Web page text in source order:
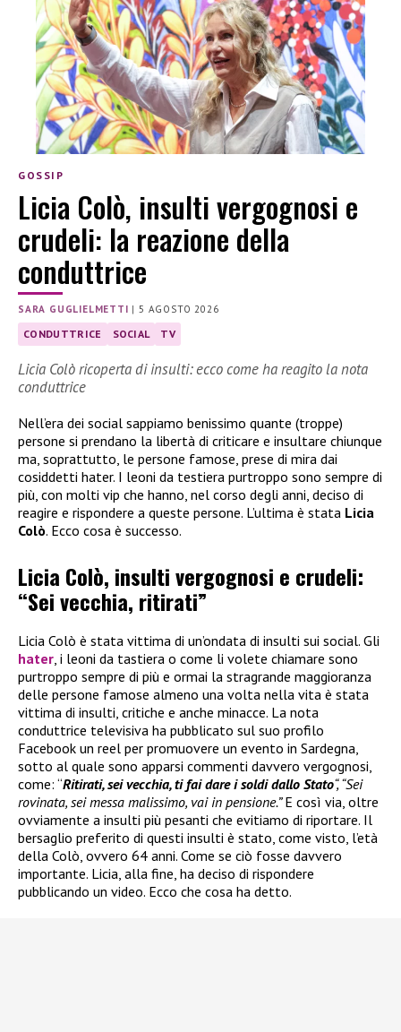
GOSSIP
Licia Colò, insulti vergognosi e
crudeli: la reazione della
conduttrice
SARA GUGLIELMETTI | 5 AGOSTO 2026
CONDUTTRICE SOCIAL TV
Licia Colò ricoperta di insulti: ecco come ha reagito la nota
conduttrice
Nell’era dei social sappiamo benissimo quante (troppe)
persone si prendano la libertà di criticare e insultare chiunque
ma, soprattutto, le persone famose, prese di mira dai
cosiddetti hater. I leoni da testiera purtroppo sono sempre di
più, con molti vip che hanno, nel corso degli anni, deciso di
reagire e rispondere a queste persone. L’ultima è stata Licia
Colò. Ecco cosa è successo.
Licia Colò, insulti vergognosi e crudeli:
“Sei vecchia, ritirati”
Licia Colò è stata vittima di un’ondata di insulti sui social. Gli
hater , i leoni da tastiera o come li volete chiamare sono
purtroppo sempre di più e ormai la stragrande maggioranza
delle persone famose almeno una volta nella vita è stata
vittima di insulti, critiche e anche minacce. La nota
conduttrice televisiva ha pubblicato sul suo profilo
Facebook un reel per promuovere un evento in Sardegna,
sotto al quale sono apparsi commenti davvero vergognosi,
come: “Ritirati, sei vecchia, ti fai dare i soldi dallo Stato“, “Sei
rovinata, sei messa malissimo, vai in pensione.”E così via, oltre
ovviamente a insulti più pesanti che evitiamo di riportare. Il
bersaglio preferito di questi insulti è stato, come visto, l’età
della Colò, ovvero 64 anni. Come se ciò fosse davvero
importante. Licia, alla fine, ha deciso di rispondere
pubblicando un video. Ecco che cosa ha detto.